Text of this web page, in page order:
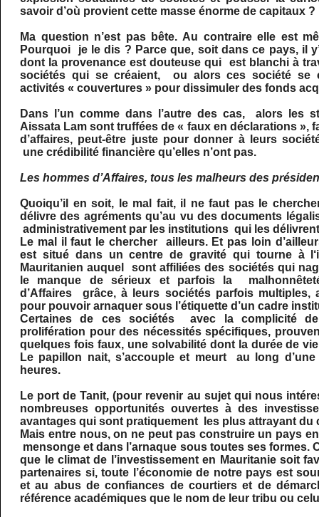
savoir d’où provient cette masse énorme de capitaux ?
Ma question n’est pas bête. Au contraire elle est
Pourquoi je le dis ? Parce que, soit dans ce pays, il
dont la provenance est douteuse qui est blanchi à
sociétés qui se créaient, ou alors ces société se
activités « couvertures » pour dissimuler des fonds
Dans l’un comme dans l’autre des cas, alors les
Aissata Lam sont truffées de « faux en déclarations »,
d’affaires, peut-être juste pour donner à leurs
une crédibilité financière qu’elles n’ont pas.
Les hommes d’Affaires, tous les malheurs des
Quoiqu’il en soit, le mal fait, il ne faut pas le chercher
délivre des agréments qu’au vu des documents
administrativement par les institutions qui les
Le mal il faut le chercher ailleurs. Et pas loin
est situé dans un centre de gravité qui tourne à
Mauritanien auquel sont affiliées des sociétés qui
le manque de sérieux et parfois la
d’Affaires grâce, à leurs sociétés parfois multiples,
pour pouvoir arnaquer sous l’étiquette d’un cadre
Certaines de ces sociétés avec la complicité
prolifération pour des nécessités spécifiques,
quelques fois faux, une solvabilité dont la durée de
Le papillon nait, s’accouple et meurt au long
heures.
Le port de Tanit, (pour revenir au sujet qui nous
nombreuses opportunités ouvertes à des
avantages qui sont pratiquement les plus attrayant du
Mais entre nous, on ne peut pas construire un pays
mensonge et dans l’arnaque sous toutes ses formes.
que le climat de l’investissement en Mauritanie soit
partenaires si, toute l’économie de notre pays est
et au abus de confiances de courtiers et de
référence académiques que le nom de leur tribu ou